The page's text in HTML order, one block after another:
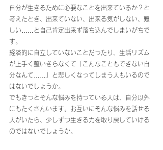
自分が生きるために必要なことを出来ているか？と
考えたとき、出来ていない、出来る気がしない、難
しい……と自己肯定出来ず落ち込んでしまいがちで
す。
経済的に自立していないことだったり、生活リズム
が上手く整いきらなくて「こんなこともできない自
分なんて……」と悲しくなってしまう人もいるので
はないでしょうか。
でもきっとそんな悩みを持っている人は、自分以外
にもたくさんいます。お互いにそんな悩みを話せる
人がいたら、少しずつ生きる力を取り戻していける
のではないでしょうか。